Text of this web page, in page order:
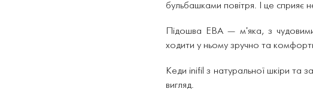
бульбашками повітря. І це сприяє
Підошва ЕВА — м'яка, з
ходити у ньому зручно та
Кеди inifil з натуральної шкіри та
вигляд.